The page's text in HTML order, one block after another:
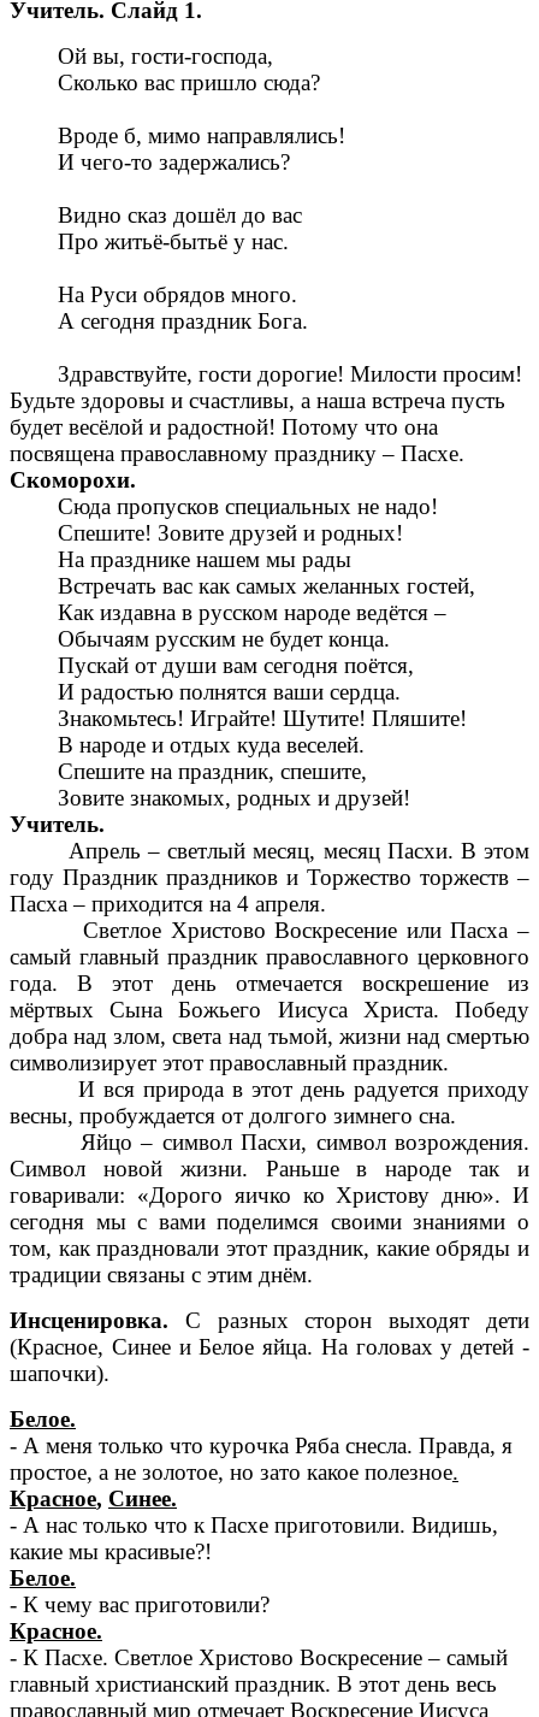
Учитель. Слайд 1.
Ой вы, гости-господа,
Сколько вас пришло сюда?
Вроде б, мимо направлялись!
И чего-то задержались?
Видно сказ дошёл до вас
Про житьё-бытьё у нас.
На Руси обрядов много.
А сегодня праздник Бога.
Здравствуйте, гости дорогие! Милости просим!
Будьте здоровы и счастливы, а наша встреча пусть
будет весёлой и радостной! Потому что она
посвящена православному празднику – Пасхе.
Скоморохи.
Сюда пропусков специальных не надо!
Спешите! Зовите друзей и родных!
На празднике нашем мы рады
Встречать вас как самых желанных гостей,
Как издавна в русском народе ведётся –
Обычаям русским не будет конца.
Пускай от души вам сегодня поётся,
И радостью полнятся ваши сердца.
Знакомьтесь! Играйте! Шутите! Пляшите!
В народе и отдых куда веселей.
Спешите на праздник, спешите,
Зовите знакомых, родных и друзей!
Учитель.
Апрель – светлый месяц, месяц Пасхи. В этом
году Праздник праздников и Торжество торжеств –
Пасха – приходится на 4 апреля.
Светлое Христово Воскресение или Пасха –
самый главный праздник православного церковного
года. В этот день отмечается воскрешение из
мёртвых Сына Божьего Иисуса Христа. Победу
добра над злом, света над тьмой, жизни над смертью
символизирует этот православный праздник.
И вся природа в этот день радуется приходу
весны, пробуждается от долгого зимнего сна.
Яйцо – символ Пасхи, символ возрождения.
Символ новой жизни. Раньше в народе так и
говаривали: «Дорого яичко ко Христову дню». И
сегодня мы с вами поделимся своими знаниями о
том, как праздновали этот праздник, какие обряды и
традиции связаны с этим днём.
Инсценировка. С разных сторон выходят дети
(Красное, Синее и Белое яйца. На головах у детей -
шапочки).
Белое.
- А меня только что курочка Ряба снесла. Правда, я
простое, а не золотое, но зато какое полезное.
Красное, Синее.
- А нас только что к Пасхе приготовили. Видишь,
какие мы красивые?!
Белое.
- К чему вас приготовили?
Красное.
- К Пасхе. Светлое Христово Воскресение – самый
главный христианский праздник. В этот день весь
православный мир отмечает Воскресение Иисуса